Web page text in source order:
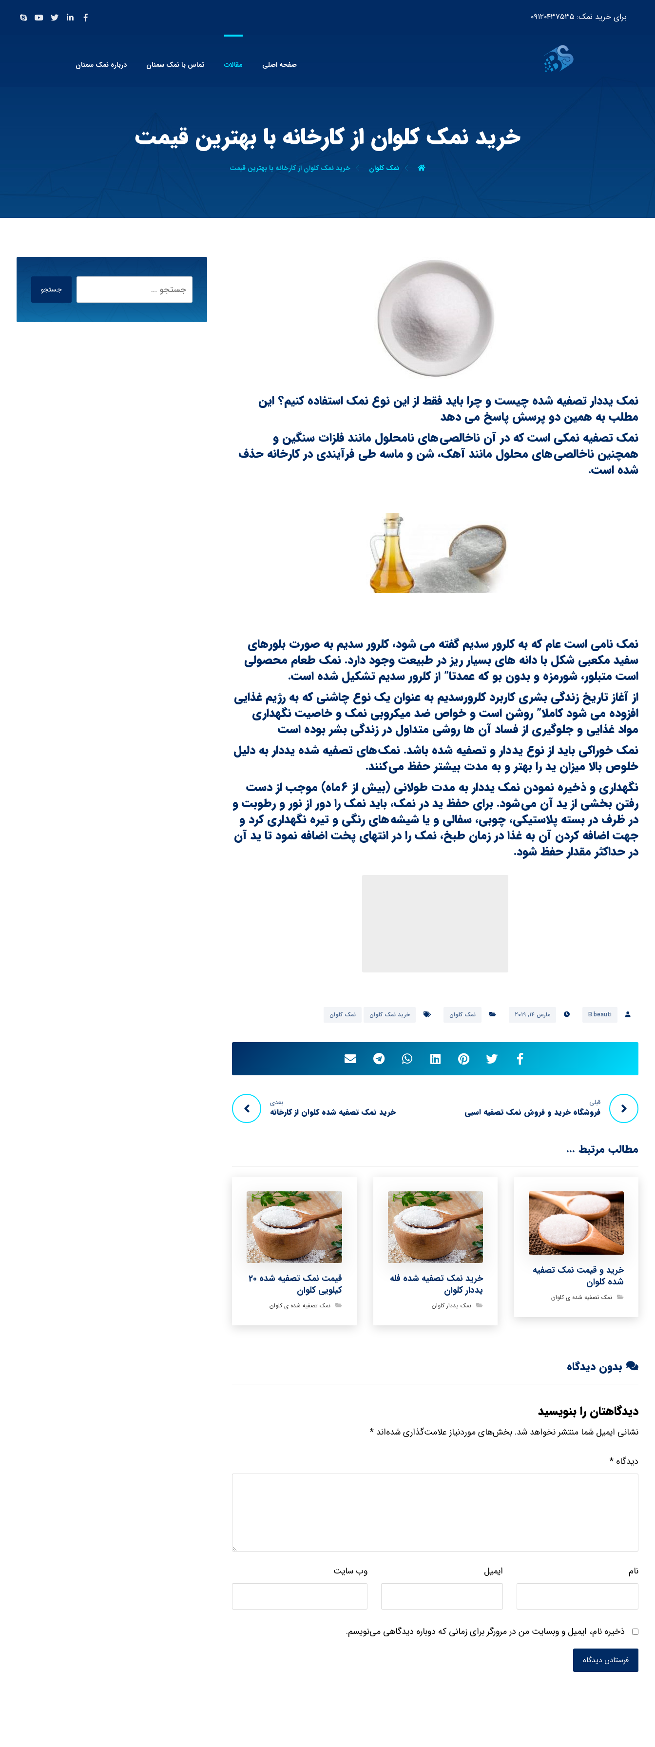
برای خرید نمک: ۰۹۱۲۰۴۳۷۵۳۵
صفحه اصلی مقالات تماس با نمک سمنان درباره نمک سمنان
خرید نمک کلوان از کارخانه با بهترین قیمت
نمک کلوان خرید نمک کلوان از کارخانه با بهترین قیمت
نمک یددار تصفیه شده چیست و چرا باید فقط از این نوع نمک استفاده کنیم؟ این
مطلب به همین دو پرسش پاسخ می دهد
نمک تصفیه نمکی است که در آن ناخالصی های نامحلول مانند فلزات سنگین و
همچنین ناخالصی های محلول مانند آهک، شن و ماسه طی فرآیندی در کارخانه حذف
شده است.
نمک نامی است عام که به کلرور سدیم گفته می شود، کلرور سدیم به صورت بلورهای
سفید مکعبی شکل با دانه های بسیار ریز در طبیعت وجود دارد. نمک طعام محصولی
است متبلور، شورمزه و بدون بو که عمدتا” از کلرور سدیم تشکیل شده است.
از آغاز تاریخ زندگی بشری کاربرد کلرورسدیم به عنوان یک نوع چاشنی که به رژیم غذایی
افزوده می شود کاملا” روشن است و خواص ضد میکروبی نمک و خاصیت نگهداری
مواد غذایی و جلوگیری از فساد آن ها روشی متداول در زندگی بشر بوده است
نمک خوراکی باید از نوع ید دار و تصفیه شده باشد. نمک های تصفیه شده یددار به دلیل
خلوص بالا میزان ید را بهتر و به مدت بیشتر حفظ می کنند.
نگهداری و ذخیره نمودن نمک یددار به مدت طولانی (بیش از ۶‌ماه) موجب از دست
رفتن بخشی از ید آن می شود. برای حفظ ید در نمک، باید نمک را دور از نور و رطوبت و
در ظرف در بسته پلاستیکی، چوبی، سفالی و یا شیشه های رنگی و تیره نگهداری کرد و
جهت اضافه کردن آن به غذا در زمان طبخ، نمک را در انتهای پخت اضافه نمود تا ید آن
در حداکثر مقدار حفظ شود.
B.beauti مارس ۱۴, ۲۰۱۹ نمک کلوان خرید نمک کلوان نمک کلوان
قبلی
فروشگاه خرید و فروش نمک تصفیه اسبی
بعدی
خرید نمک تصفیه شده کلوان از کارخانه
مطالب مرتبط ...
خرید و قیمت نمک تصفیه
شده کلوان
نمک تصفیه شده ی کلوان
خرید نمک تصفیه شده فله
یددار کلوان
نمک یددار کلوان
قیمت نمک تصفیه شده 20
کیلویی کلوان
نمک تصفیه شده ی کلوان
بدون دیدگاه
دیدگاهتان را بنویسید
نشانی ایمیل شما منتشر نخواهد شد. بخش‌های موردنیاز علامت‌گذاری شده‌اند *
دیدگاه *
نام ایمیل وب‌ سایت
ذخیره نام، ایمیل و وبسایت من در مرورگر برای زمانی که دوباره دیدگاهی می‌نویسم.
فرستادن دیدگاه
جستجو